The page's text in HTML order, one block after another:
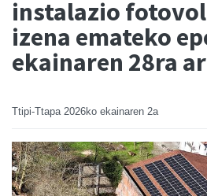
instalazio
izena emateko
ekainaren 28ra
Ttipi-Ttapa 2026ko ekainaren 2a